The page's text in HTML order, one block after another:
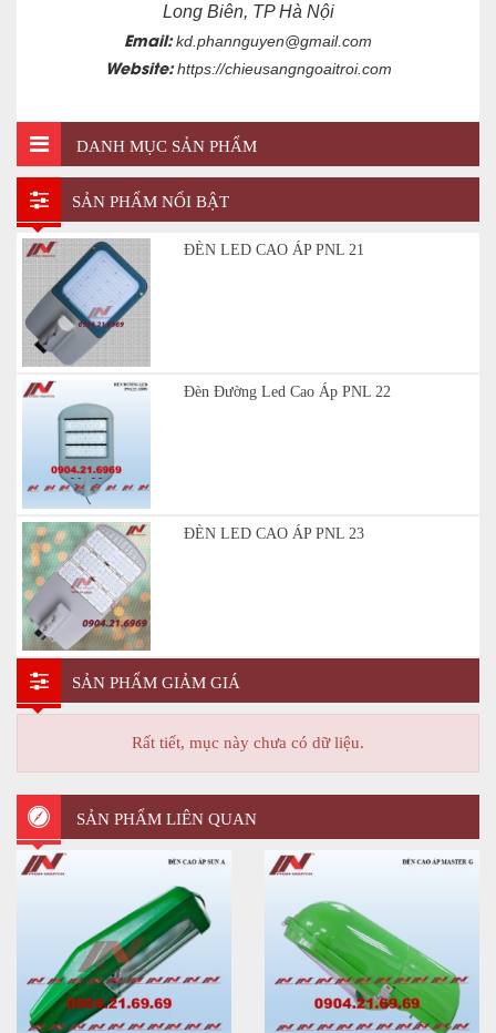
Long Biên, TP Hà Nội
Email:kd.phannguyen@gmail.com
Website:https://chieusangngoaitroi.com
DANH MỤC SẢN PHẨM
SẢN PHẨM NỔI BẬT
ĐÈN LED CAO ÁP PNL 21
Đèn Đường Led Cao Áp PNL 22
ĐÈN LED CAO ÁP PNL 23
SẢN PHẨM GIẢM GIÁ
Rất tiết, mục này chưa có dữ liệu.
SẢN PHẨM LIÊN QUAN